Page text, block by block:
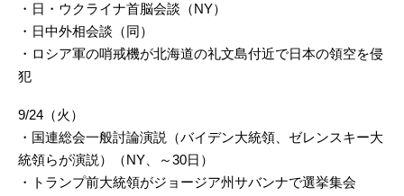
・日・ウクライナ首脳会談（NY）
・日中外相会談（同）
・ロシア軍の哨戒機が北海道の礼文島付近で日本の領空を侵
犯
9/24（火）
・国連総会一般討論演説（バイデン大統領、ゼレンスキー大
統領らが演説）（NY、～30日）
・トランプ前大統領がジョージア州サバンナで選挙集会